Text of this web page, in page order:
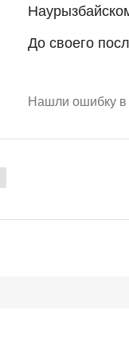
До своего
Нашли ошибку в